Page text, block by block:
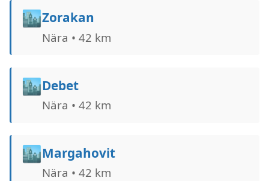
🏙️Zorakan
Nära • 42 km
🏙️Debet
Nära • 42 km
🏙️Margahovit
Nära • 42 km